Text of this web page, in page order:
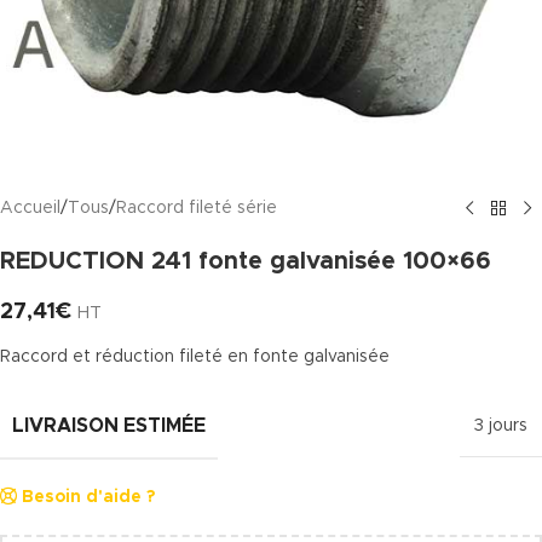
Accueil / Tous/ Raccord fileté série
REDUCTION 241 fonte galvanisée 100×66
27,41 € HT
Raccord et réduction fileté en fonte galvanisée
LIVRAISON ESTIMÉE 3 jours
Besoin d'aide ?